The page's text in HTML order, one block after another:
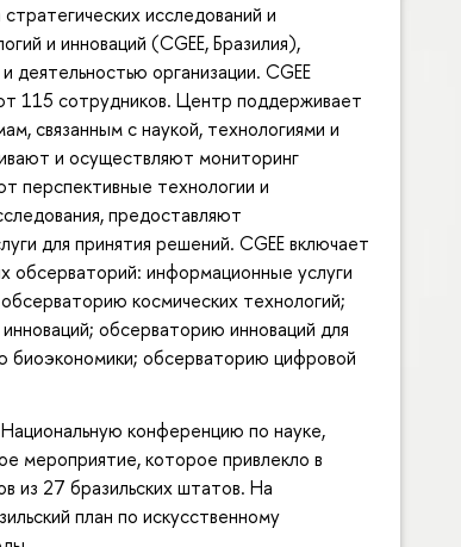
исследований и
и инноваций (CGEE, Бразилия),
организации. CGEE
115 сотрудников. Центр поддерживает
связанным с наукой, технологиями и
и осуществляют мониторинг
перспективные технологии и
предоставляют
для принятия решений. CGEE включает
обсерваторий: информационные услуги
космических технологий;
обсерваторию инноваций для
биоэкономики; обсерваторию цифровой
конференцию по науке,
мероприятие, которое привлекло в
из 27 бразильских штатов. На
план по искусственному